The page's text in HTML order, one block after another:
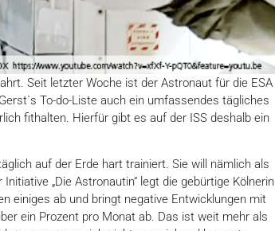
Seit letzter Woche ist der Astronaut für die ESA
To-do-Liste auch ein umfassendes tägliches
fithalten. Hierfür gibt es auf der ISS deshalb ein
auf der Erde hart trainiert. Sie will nämlich als
„Die Astronautin“ legt die gebürtige Kölnerin
einiges ab und bringt negative Entwicklungen mit
ein Prozent pro Monat ab. Das ist weit mehr als